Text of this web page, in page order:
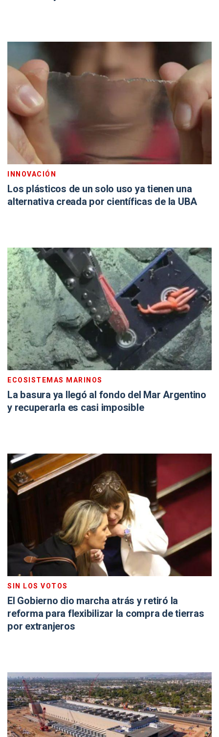
INNOVACIÓN
Los plásticos de un solo uso ya tienen una
alternativa creada por científicas de la UBA
ECOSISTEMAS MARINOS
La basura ya llegó al fondo del Mar Argentino
y recuperarla es casi imposible
SIN LOS VOTOS
El Gobierno dio marcha atrás y retiró la
reforma para flexibilizar la compra de tierras
por extranjeros